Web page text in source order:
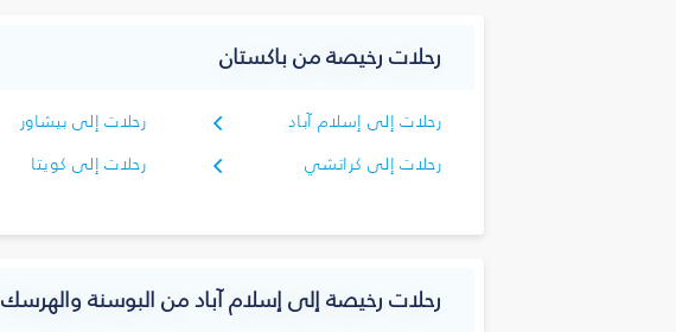
رحلات رخيصة من باكستان
رحلات إلى إسلام آباد رحلات إلى بيشاور
رحلات إلى كراتشي
رحلات إلى كويتا
رحلات رخيصة إلى إسلام آباد من البوسنة والهرسك